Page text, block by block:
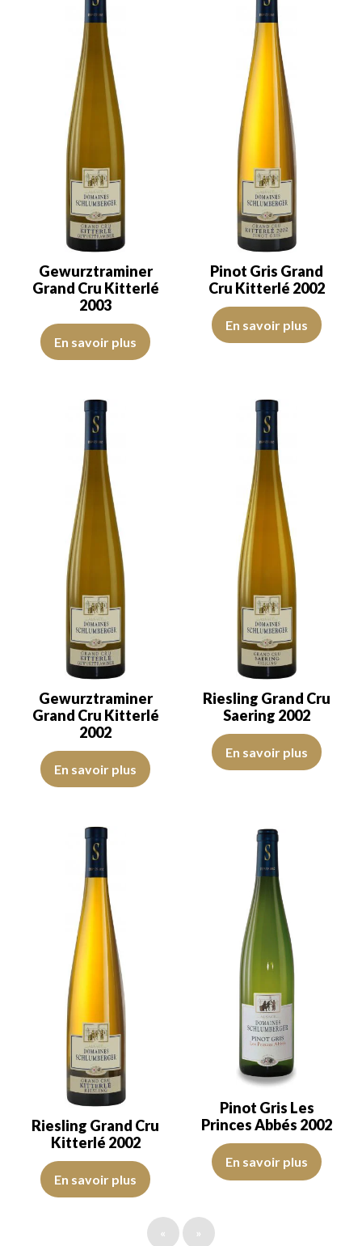
Gewurztraminer
Grand Cru Kitterlé
2003
La robe est jaune citron avec des reflets verts. Le disque est
En savoir plus
Pinot Gris Grand
Cru Kitterlé 2002
La robe est d’un beau jaune
En savoir plus
Gewurztraminer
Grand Cru Kitterlé
2002
D’une robe à la couleur jaune or, avec des larmes épaisses le
En savoir plus
Riesling Grand Cru
Saering 2002
La robe est brillante et
En savoir plus
Riesling Grand Cru
Kitterlé 2002
La robe est jaune claire avec des reflets verts, de belle
En savoir plus
Pinot Gris Les
Princes Abbés 2002
Le Pinot Gris Les Princes
En savoir plus
« »